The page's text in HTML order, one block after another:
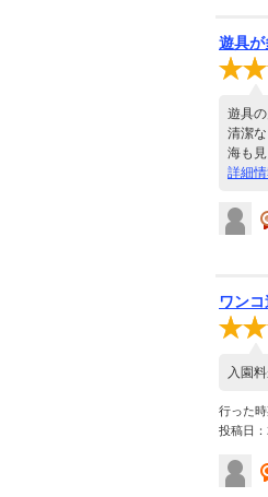
遊具が
遊具
清潔
海も
詳細
ワンコ
入園
行った
投稿日